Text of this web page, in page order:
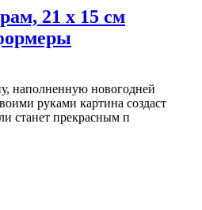
21 х 15 см
наполненную новогодней
руками картина создаст
станет прекрасным п